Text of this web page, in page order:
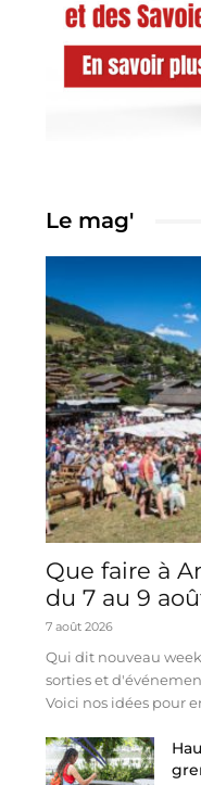
Le mag'
Que faire à
du 7 au 9
7 août 2026
Qui dit nouveau
sorties et
Voici nos idées pour